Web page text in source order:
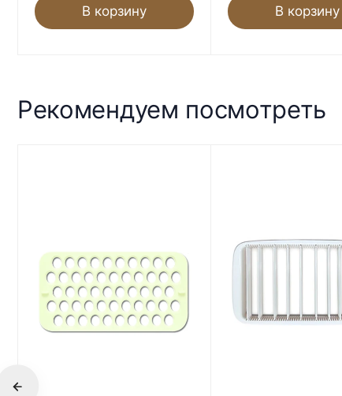
В корзину В корзину
Рекомендуем посмотреть